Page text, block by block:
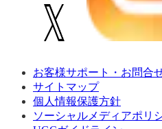
お客様サポート・お問合
サイトマップ
個人情報保護方針
ソーシャルメディアポリ